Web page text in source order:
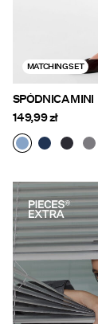
MATCHING SET
SPÓDNICA MINI
149,99 zł
https://
register=true